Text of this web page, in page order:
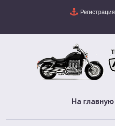
Регистрация
На главную